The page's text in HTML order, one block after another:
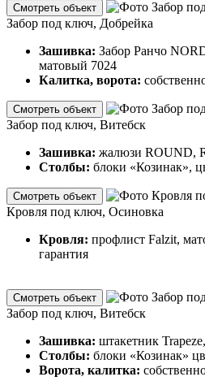
Смотреть объект
Забор под ключ, Добрейка
Зашивка: Забор Ранчо
матовый 7024
Калитка, ворота:
Смотреть объект
Забор под ключ, Витебск
Зашивка: жалюзи ROUND,
Столбы: блоки «Козинак»,
Смотреть объект
Кровля под ключ, Осиновка
Кровля: профлист Falzit,
гарантия
Смотреть объект
Забор под ключ, Витебск
Зашивка: штакетник
Столбы: блоки «Козинак»
Ворота, калитка: